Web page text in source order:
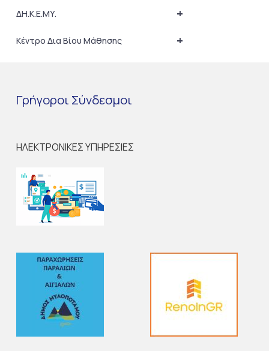
+
ΔΗ.Κ.Ε.ΜΥ.
+
Κέντρο Δια Βίου Μάθησης
Γρήγοροι Σύνδεσμοι
ΗΛΕΚΤΡΟΝΙΚΕΣ ΥΠΗΡΕΣΙΕΣ